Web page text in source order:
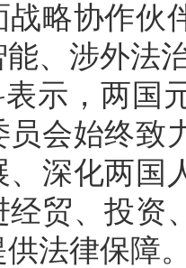
战略协作伙
、涉外法
示，两国
员会始终致
、深化两国
经贸、投资
法律保障